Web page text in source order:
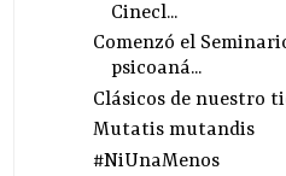
Cinecl...
Comenzó el
psicoaná...
Clásicos de nuestro
Mutatis mutandis
#NiUnaMenos